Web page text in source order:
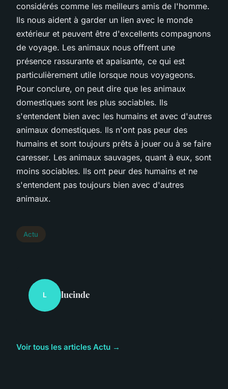
considérés comme les meilleurs amis de l'homme.
Ils nous aident à garder un lien avec le monde
extérieur et peuvent être d'excellents compagnons
de voyage. Les animaux nous offrent une
présence rassurante et apaisante, ce qui est
particulièrement utile lorsque nous voyageons.
Pour conclure, on peut dire que les animaux
domestiques sont les plus sociables. Ils
s'entendent bien avec les humains et avec d'autres
animaux domestiques. Ils n'ont pas peur des
humains et sont toujours prêts à jouer ou à se faire
caresser. Les animaux sauvages, quant à eux, sont
moins sociables. Ils ont peur des humains et ne
s'entendent pas toujours bien avec d'autres
animaux.
Actu
L lucinde
Voir tous les articles Actu →